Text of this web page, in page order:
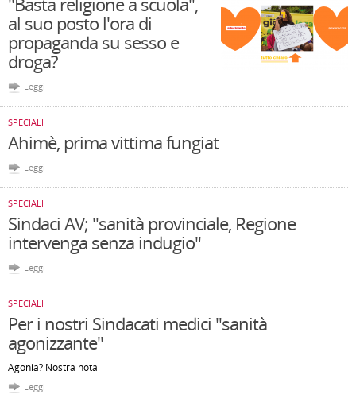
al suo posto l'ora di
propaganda su sesso e
droga?
Leggi
SPECIALI
Ahimè, prima vittima fungiat
Leggi
SPECIALI
Sindaci AV; "sanità provinciale, Regione
intervenga senza indugio"
Leggi
SPECIALI
Per i nostri Sindacati medici "sanità
agonizzante"
Agonia? Nostra nota
Leggi